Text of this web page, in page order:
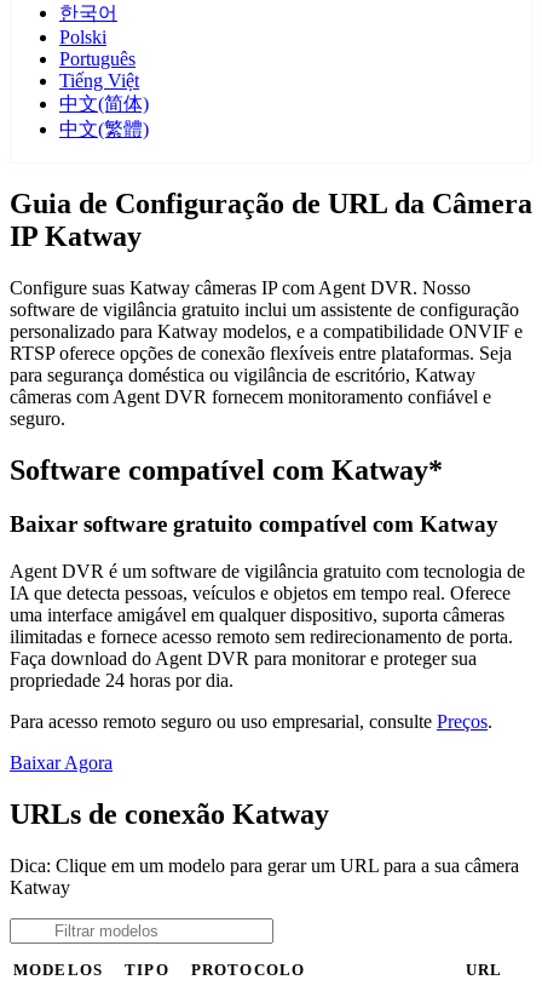
한국어
Polski
Português
Tiếng Việt
中文(简体)
中文(繁體)
Guia de Configuração de URL da Câmera
IP Katway
Configure suas Katway câmeras IP com Agent DVR. Nosso
software de vigilância gratuito inclui um assistente de configuração
personalizado para Katway modelos, e a compatibilidade ONVIF e
RTSP oferece opções de conexão flexíveis entre plataformas. Seja
para segurança doméstica ou vigilância de escritório, Katway
câmeras com Agent DVR fornecem monitoramento confiável e
seguro.
Software compatível com Katway*
Baixar software gratuito compatível com Katway
Agent DVR é um software de vigilância gratuito com tecnologia de
IA que detecta pessoas, veículos e objetos em tempo real. Oferece
uma interface amigável em qualquer dispositivo, suporta câmeras
ilimitadas e fornece acesso remoto sem redirecionamento de porta.
Faça download do Agent DVR para monitorar e proteger sua
propriedade 24 horas por dia.
Para acesso remoto seguro ou uso empresarial, consulte Preços.
Baixar Agora
URLs de conexão Katway
Dica: Clique em um modelo para gerar um URL para a sua câmera
Katway
MODELOS TIPO PROTOCOLO URL